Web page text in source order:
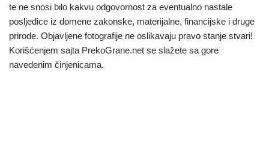
te ne snosi bilo kakvu odgovornost za eventualno nastale
posljedice iz domene zakonske, materijalne, financijske i druge
prirode. Objavljene fotografije ne oslikavaju pravo stanje stvari!
Korišćenjem sajta PrekoGrane.net se slažete sa gore
navedenim činjenicama.